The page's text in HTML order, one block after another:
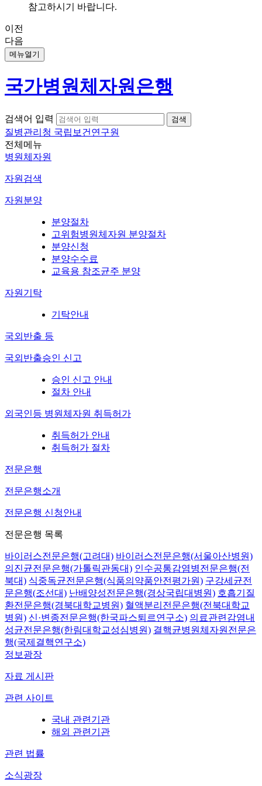
참고하시기 바랍니다.
이전
다음
메뉴열기
국가병원체자원은행
검색어 입력
질병관리청 국립보건연구원
전체메뉴
병원체자원
자원검색
자원분양
분양절차
고위험병원체자원 분양절차
분양신청
분양수수료
교육용 참조균주 분양
자원기탁
기탁안내
국외반출 등
국외반출승인 신고
승인 신고 안내
절차 안내
외국인등 병원체자원 취득허가
취득허가 안내
취득허가 절차
전문은행
전문은행소개
전문은행 신청안내
전문은행 목록
바이러스전문은행(고려대) 바이러스전문은행(서울아산병원)
의진균전문은행(가톨릭관동대) 인수공통감염병전문은행(전
북대) 식중독균전문은행(식품의약품안전평가원) 구강세균전
문은행(조선대) 난배양성전문은행(경상국립대병원) 호흡기질
환전문은행(경북대학교병원) 혈액분리전문은행(전북대학교
병원) 신·변종전문은행(한국파스퇴르연구소) 의료관련감염내
성균전문은행(한림대학교성심병원) 결핵균병원체자원전문은
행(국제결핵연구소)
정보광장
자료 게시판
관련 사이트
국내 관련기관
해외 관련기관
관련 법률
소식광장